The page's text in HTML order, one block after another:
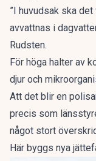
”I huvudsak ska
avvattnas i
Rudsten.
För höga halter av
djur och
Att det blir en
precis som
något stort
Här byggs nya